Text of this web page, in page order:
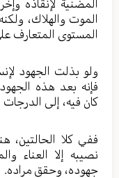
المضنية لإنقاذه
الموت والهلاك،
المستوى المتعارف
ولو بذلت الجهود
فإنه بعد هذه
كان فيه، إلى الدرجات
ففي كلا الحالتين،
نصيبه إلا العناء
جهوده، وحقق مراده.